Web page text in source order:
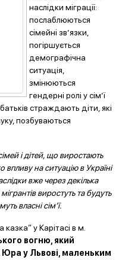
наслідки міграції:
послаблюються
сімейні зв’язки,
погіршується
демографічна
ситуація,
змінюються
гендерні ролі у сім’ї
страждають діти, які
позбуваються
і дітей, що виростають
на ситуацію в Україні
вже через декілька
виростуть та будуть
власні сім’ї.
у Карітасі в м.
вогню, який
Юра у Львові, маленьким